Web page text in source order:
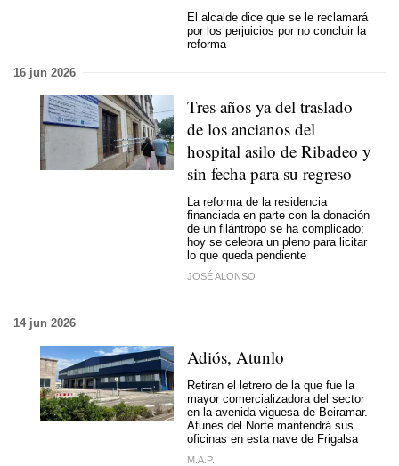
El alcalde dice que se le reclamará
por los perjuicios por no concluir la
reforma
16 jun 2026
Tres años ya del traslado
de los ancianos del
hospital asilo de Ribadeo y
sin fecha para su regreso
La reforma de la residencia
financiada en parte con la donación
de un filántropo se ha complicado;
hoy se celebra un pleno para licitar
lo que queda pendiente
JOSÉ ALONSO
14 jun 2026
Adiós, Atunlo
Retiran el letrero de la que fue la
mayor comercializadora del sector
en la avenida viguesa de Beiramar.
Atunes del Norte mantendrá sus
oficinas en esta nave de Frigalsa
M.A.P.